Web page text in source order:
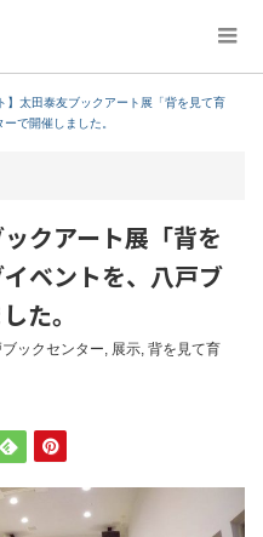
】太田泰友ブックアート展「背を見て育
で開催しました。
クアート展「背を
ベントを、八戸ブ
た。
ブックセンター, 展示, 背を見て育